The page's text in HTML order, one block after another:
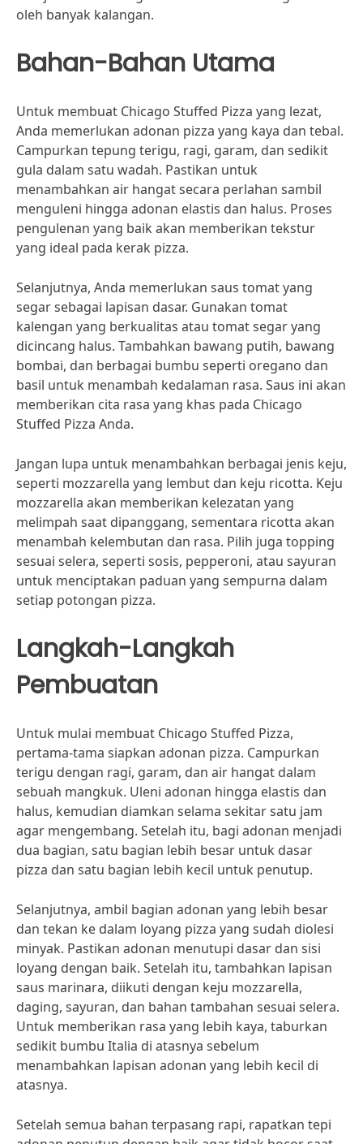
oleh banyak kalangan.
Bahan-Bahan Utama
Untuk membuat Chicago Stuffed Pizza yang lezat,
Anda memerlukan adonan pizza yang kaya dan tebal.
Campurkan tepung terigu, ragi, garam, dan sedikit
gula dalam satu wadah. Pastikan untuk
menambahkan air hangat secara perlahan sambil
menguleni hingga adonan elastis dan halus. Proses
pengulenan yang baik akan memberikan tekstur
yang ideal pada kerak pizza.
Selanjutnya, Anda memerlukan saus tomat yang
segar sebagai lapisan dasar. Gunakan tomat
kalengan yang berkualitas atau tomat segar yang
dicincang halus. Tambahkan bawang putih, bawang
bombai, dan berbagai bumbu seperti oregano dan
basil untuk menambah kedalaman rasa. Saus ini akan
memberikan cita rasa yang khas pada Chicago
Stuffed Pizza Anda.
Jangan lupa untuk menambahkan berbagai jenis keju,
seperti mozzarella yang lembut dan keju ricotta. Keju
mozzarella akan memberikan kelezatan yang
melimpah saat dipanggang, sementara ricotta akan
menambah kelembutan dan rasa. Pilih juga topping
sesuai selera, seperti sosis, pepperoni, atau sayuran
untuk menciptakan paduan yang sempurna dalam
setiap potongan pizza.
Langkah-Langkah
Pembuatan
Untuk mulai membuat Chicago Stuffed Pizza,
pertama-tama siapkan adonan pizza. Campurkan
terigu dengan ragi, garam, dan air hangat dalam
sebuah mangkuk. Uleni adonan hingga elastis dan
halus, kemudian diamkan selama sekitar satu jam
agar mengembang. Setelah itu, bagi adonan menjadi
dua bagian, satu bagian lebih besar untuk dasar
pizza dan satu bagian lebih kecil untuk penutup.
Selanjutnya, ambil bagian adonan yang lebih besar
dan tekan ke dalam loyang pizza yang sudah diolesi
minyak. Pastikan adonan menutupi dasar dan sisi
loyang dengan baik. Setelah itu, tambahkan lapisan
saus marinara, diikuti dengan keju mozzarella,
daging, sayuran, dan bahan tambahan sesuai selera.
Untuk memberikan rasa yang lebih kaya, taburkan
sedikit bumbu Italia di atasnya sebelum
menambahkan lapisan adonan yang lebih kecil di
atasnya.
Setelah semua bahan terpasang rapi, rapatkan tepi